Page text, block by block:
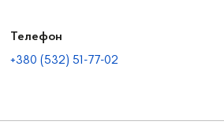
Телефон
+380 (532) 51-77-02